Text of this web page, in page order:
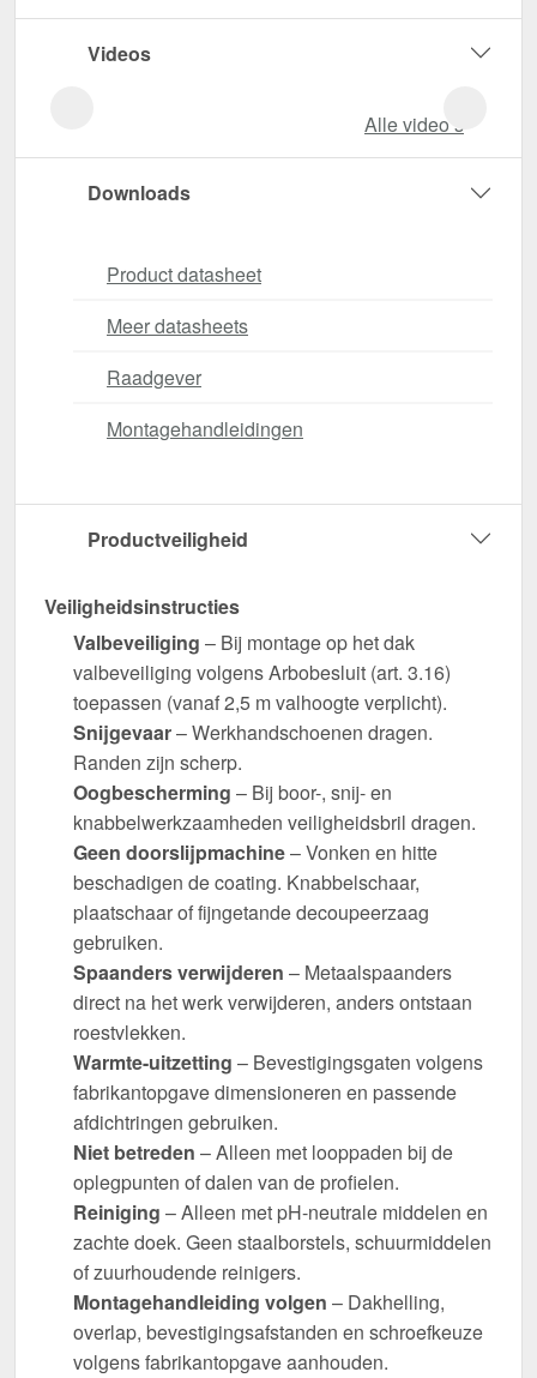
Videos
Alle video‘s
Downloads
Product datasheet
Meer datasheets
Raadgever
Montagehandleidingen
Productveiligheid
Veiligheidsinstructies
Valbeveiliging – Bij montage op het dak
valbeveiliging volgens Arbobesluit (art. 3.16)
toepassen (vanaf 2,5 m valhoogte verplicht).
Snijgevaar– Werkhandschoenen dragen.
Randen zijn scherp.
Oogbescherming – Bij boor-, snij- en
knabbelwerkzaamheden veiligheidsbril dragen.
Geen doorslijpmachine– Vonken en hitte
beschadigen de coating. Knabbelschaar,
plaatschaar of fijngetande decoupeerzaag
gebruiken.
Spaanders verwijderen – Metaalspaanders
direct na het werk verwijderen, anders ontstaan
roestvlekken.
Warmte-uitzetting – Bevestigingsgaten volgens
fabrikantopgave dimensioneren en passende
afdichtringen gebruiken.
Niet betreden – Alleen met looppaden bij de
oplegpunten of dalen van de profielen.
Reiniging – Alleen met pH-neutrale middelen en
zachte doek. Geen staalborstels, schuurmiddelen
of zuurhoudende reinigers.
Montagehandleiding volgen – Dakhelling,
overlap, bevestigingsafstanden en schroefkeuze
volgens fabrikantopgave aanhouden.